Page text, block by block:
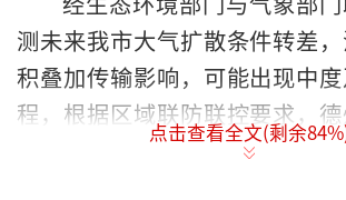
测未来我市大气扩散条件转差
积叠加传输影响，可能出现中
程，根据区域联防联控要求，
气应急指挥部决定2026年1月21
点击查看全文(剩余84